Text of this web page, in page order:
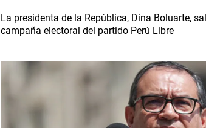
La presidenta de la República, Dina Boluarte,
campaña electoral del partido Perú Libre